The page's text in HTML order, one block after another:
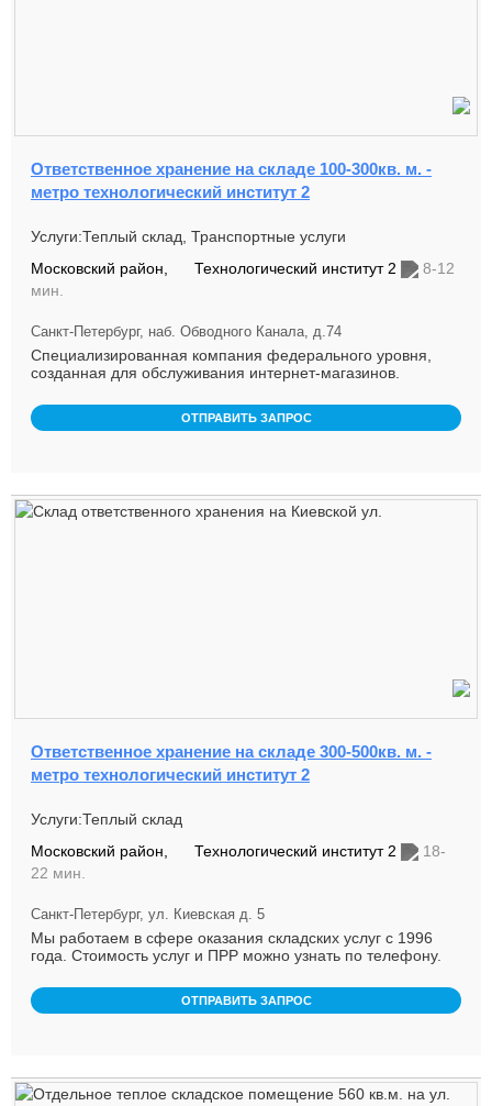
Ответственное хранение на складе 100-300кв. м. -
метро технологический институт 2
Услуги:Теплый склад, Транспортные услуги
Московский район,
Технологический институт 2
8-12
мин.
Санкт-Петербург, наб. Обводного Канала, д.74
Специализированная компания федерального уровня,
созданная для обслуживания интернет-магазинов.
ОТПРАВИТЬ ЗАПРОС
Ответственное хранение на складе 300-500кв. м. -
метро технологический институт 2
Услуги:Теплый склад
Московский район,
Технологический институт 2
18-
22 мин.
Санкт-Петербург, ул. Киевская д. 5
Мы работаем в сфере оказания складских услуг с 1996
года. Стоимость услуг и ПРР можно узнать по телефону.
ОТПРАВИТЬ ЗАПРОС